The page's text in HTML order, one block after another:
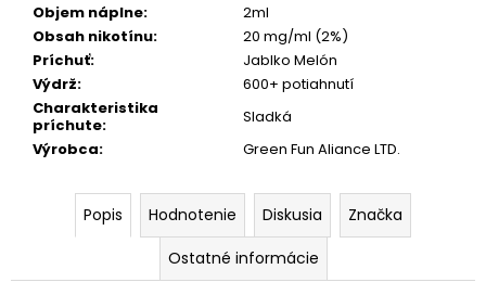
Objem náplne:
2ml
Obsah nikotínu:
20 mg/ml (2%)
Príchuť:
Jablko Melón
Výdrž:
600+ potiahnutí
Charakteristika
príchute:
Sladká
Výrobca: Green Fun Aliance LTD.
Popis Hodnotenie Diskusia
Značka
Ostatné informácie
LOST
MARY
HAWCOS
PRO
MAX
7000
POD
LEMONADE